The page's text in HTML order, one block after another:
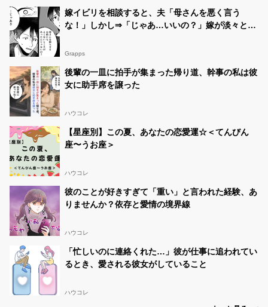
嫁イビリを相談すると、夫「母さんを悪く言う
な！」しかし⇒「じゃあ…いいの？」嫁が淡々と告
Grapps
後輩の一皿に拍手が集まった帰り道、幹事の私は彼
女に助手席を譲った
ハウコレ
【星座別】この夏、あなたの恋愛運☆＜てんびん
座〜うお座＞
ハウコレ
彼のことが好きすぎて「重い」と言われた経験、あ
りませんか？依存と愛情の境界線
ハウコレ
「忙しいのに連絡くれた…」彼が仕事に追われてい
るとき、愛される彼女がしていること
ハウコレ